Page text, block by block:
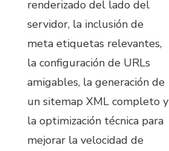
renderizado del lado del
servidor, la inclusión de
meta etiquetas relevantes,
la configuración de URLs
amigables, la generación de
un sitemap XML completo y
la optimización técnica para
mejorar la velocidad de